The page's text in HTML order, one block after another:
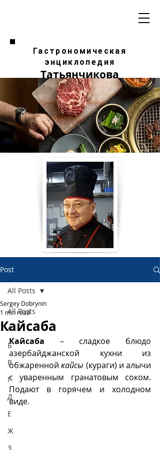
Гастрономическая
энциклопедия
Татьянчикова
Post
All Posts
А
Б
В
Г
Д
Е
Ж
З
All Posts
Кайсаба
Sergey Dobrynin
1 min read
Кайсаба – сладкое блюдо
азербайджанской кухни из
обжаренной кайсы (кураги) и алычи
с уваренным гранатовым соком.
Подают в горячем и холодном
виде.